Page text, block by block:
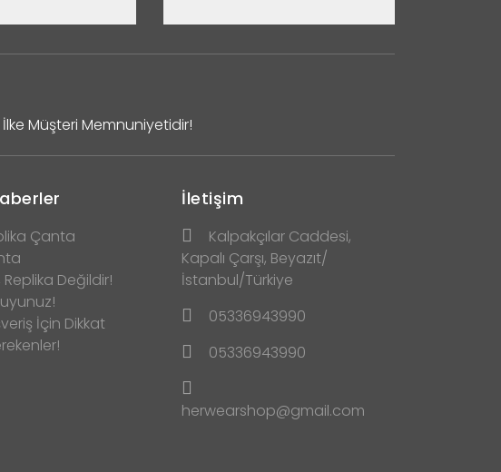
Müşteri Memnuniyetidir!
Çanta
Replika Değildir!
İçin Dikkat
İletişim
Kalpakçılar Caddesi,
Kapalı Çarşı, Beyazıt/
İstanbul/Türkiye
05336943990
05336943990
herwearshop@gmail.com